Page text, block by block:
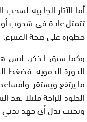
أما الآثار الجانبية
تتمثل عادة في شحوب
خطورة على صحة المتبرع.
وكما سبق الذكر، ليس
الدورة الدموية. فضغط
ما يرتفع ويستقر.
الخلود للراحة قليلا بعد
وتجنب بذل أي جهد بدني